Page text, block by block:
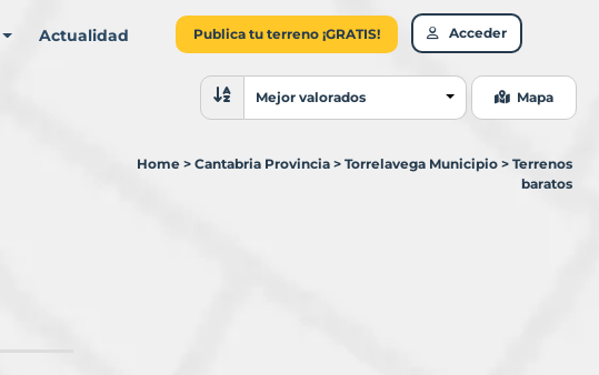
Actualidad Publica tu terreno ¡GRATIS! Acceder
Ordenar resultados
Mejor valorados Mapa
Home > Cantabria Provincia > Torrelavega Municipio > Terrenos
baratos